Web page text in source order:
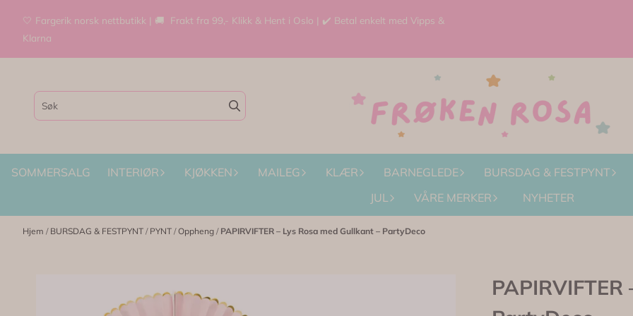
Hopp til innhold
🤍 Fargerik norsk nettbutikk | 🚚 Frakt fra 99,- Klikk & Hent i Oslo | ✔️ Betal enkelt med Vipps &
Klarna
SOMMERSALG INTERIØR KJØKKEN MAILEG KLÆR BARNEGLEDE
BURSDAG & FESTPYNT
JUL
VÅRE MERKER NYHETER
Hjem / BURSDAG & FESTPYNT / PYNT /Oppheng / PAPIRVIFTER – Lys Rosa med Gullkant – PartyDeco